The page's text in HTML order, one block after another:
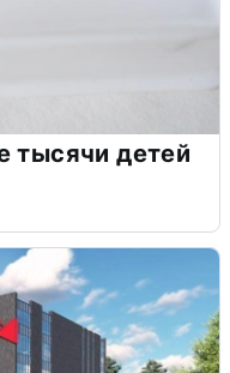
тысячи детей